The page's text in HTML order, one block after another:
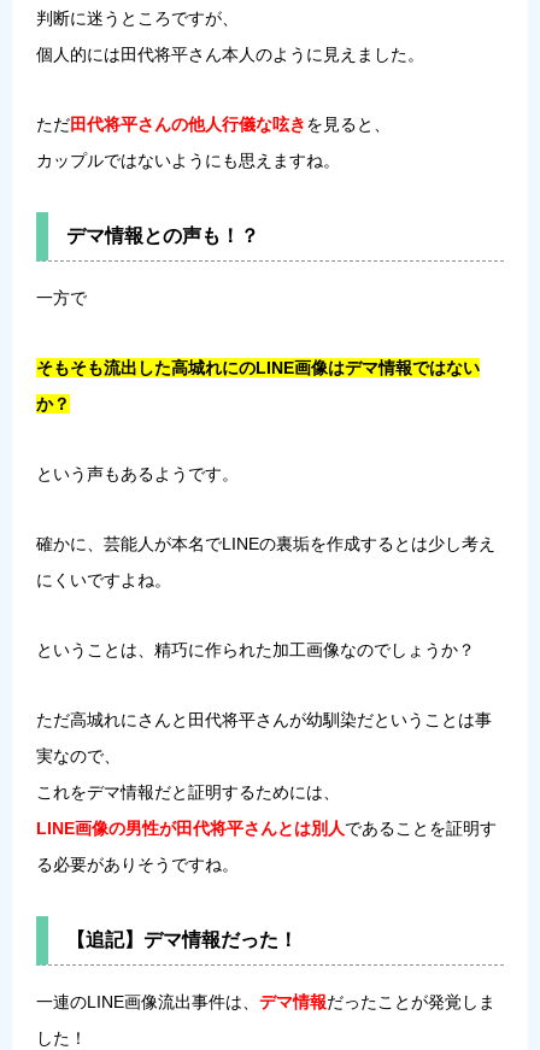
判断に迷うところですが、
個人的には田代将平さん本人のように見えました。
ただ田代将平さんの他人行儀な呟きを見ると、
カップルではないようにも思えますね。
デマ情報との声も！？
一方で
そもそも流出した高城れにのLINE画像はデマ情報ではない
か？
という声もあるようです。
確かに、芸能人が本名でLINEの裏垢を作成するとは少し考え
にくいですよね。
ということは、精巧に作られた加工画像なのでしょうか？
ただ高城れにさんと田代将平さんが幼馴染だということは事
実なので、
これをデマ情報だと証明するためには、
LINE画像の男性が田代将平さんとは別人であることを証明す
る必要がありそうですね。
【追記】デマ情報だった！
一連のLINE画像流出事件は、 デマ情報だったことが発覚しま
した！